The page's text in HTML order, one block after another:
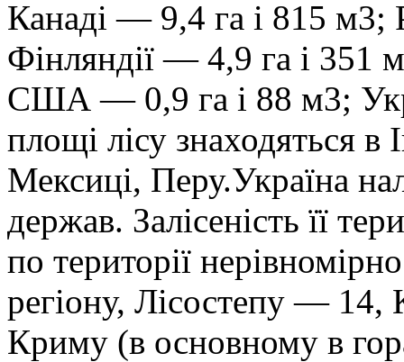
Канаді — 9,4 га і 815 м3;
Фінляндії — 4,9 га і 351
США — 0,9 га і 88 м3;
площі лісу знаходяться в
Мексиці, Перу.Україна
держав. Залісеність її
по території
регіону, Лісостепу —
Криму (в основному в